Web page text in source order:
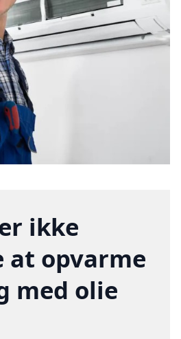
ikke
at opvarme
med olie